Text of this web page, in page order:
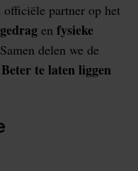
partner op het
en fysieke
delen we de
te laten liggen